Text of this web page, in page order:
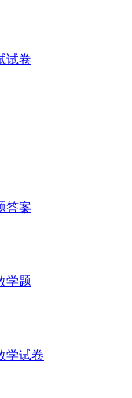
试卷
答案
学题
学试卷